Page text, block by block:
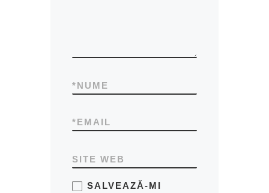
NUME
*
EMAIL
*
SITE WEB
SALVEAZĂ-MI